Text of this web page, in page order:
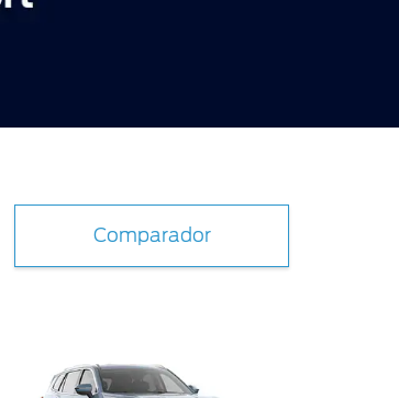
Comparador